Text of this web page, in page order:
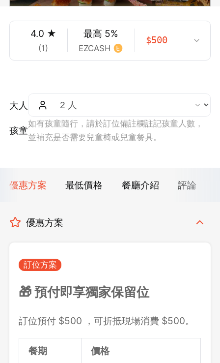
4.0 ★
(1)
最高 5%
EZCASH
$500
大人
孩童
如有孩童隨行，請於訂位備註欄註記孩童人數，
並補充是否需要兒童椅或兒童餐具。
優惠方案 最低價格 餐廳介紹 評論
優惠方案
訂位方案
🎁 預付即享獨家保留位
訂位預付 $500 ，可折抵現場消費 $500。
餐期 價格